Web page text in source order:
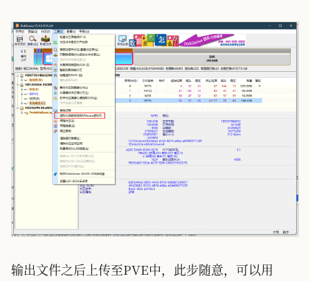
输出文件之后上传至PVE中，此步随意，可以用